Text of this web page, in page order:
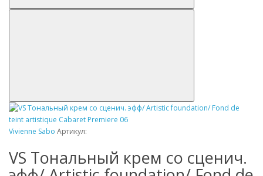
Vivienne Sabo Артикул:
VS Tональный крем со сценич.